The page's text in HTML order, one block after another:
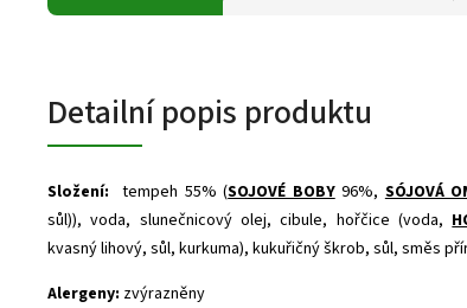
Detailní popis produktu
Složení: tempeh 55% (SOJOVÉ BOBY96%,SÓJOVÁ
sůl)), voda, slunečnicový olej, cibule, hořčice (voda,
kvasný lihový, sůl, kurkuma), kukuřičný škrob, sůl, směs
Alergeny: zvýrazněny